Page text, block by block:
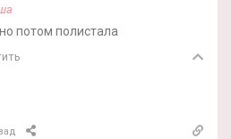
потом полистала